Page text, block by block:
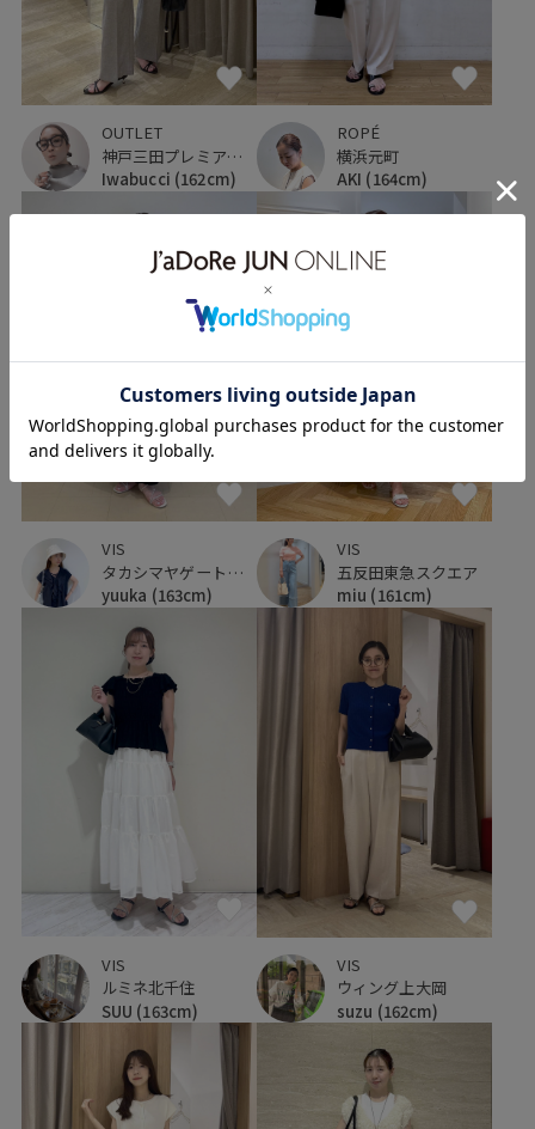
OUTLET
神戸三田プレミアム・アウトレット
Iwabucci (162cm)
ROPÉ
横浜元町
AKI (164cm)
VIS
タカシマヤゲートタワーモール
yuuka (163cm)
VIS
五反田東急スクエア
miu (161cm)
VIS
ルミネ北千住
SUU (163cm)
VIS
ウィング上大岡
suzu (162cm)